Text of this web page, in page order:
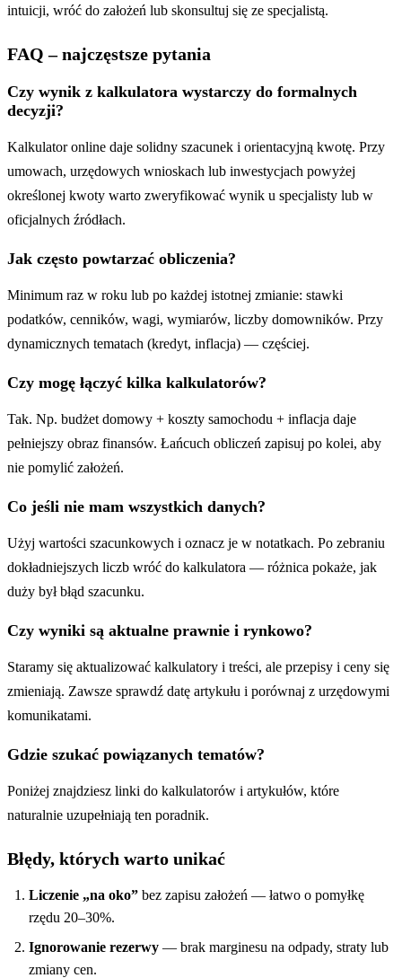
intuicji, wróć do założeń lub skonsultuj się ze specjalistą.
FAQ – najczęstsze pytania
Czy wynik z kalkulatora wystarczy do formalnych
decyzji?
Kalkulator online daje solidny szacunek i orientacyjną kwotę. Przy
umowach, urzędowych wnioskach lub inwestycjach powyżej
określonej kwoty warto zweryfikować wynik u specjalisty lub w
oficjalnych źródłach.
Jak często powtarzać obliczenia?
Minimum raz w roku lub po każdej istotnej zmianie: stawki
podatków, cenników, wagi, wymiarów, liczby domowników. Przy
dynamicznych tematach (kredyt, inflacja) — częściej.
Czy mogę łączyć kilka kalkulatorów?
Tak. Np. budżet domowy + koszty samochodu + inflacja daje
pełniejszy obraz finansów. Łańcuch obliczeń zapisuj po kolei, aby
nie pomylić założeń.
Co jeśli nie mam wszystkich danych?
Użyj wartości szacunkowych i oznacz je w notatkach. Po zebraniu
dokładniejszych liczb wróć do kalkulatora — różnica pokaże, jak
duży był błąd szacunku.
Czy wyniki są aktualne prawnie i rynkowo?
Staramy się aktualizować kalkulatory i treści, ale przepisy i ceny się
zmieniają. Zawsze sprawdź datę artykułu i porównaj z urzędowymi
komunikatami.
Gdzie szukać powiązanych tematów?
Poniżej znajdziesz linki do kalkulatorów i artykułów, które
naturalnie uzupełniają ten poradnik.
Błędy, których warto unikać
Liczenie „na oko” bez zapisu założeń — łatwo o pomyłkę
rzędu 20–30%.
Ignorowanie rezerwy — brak marginesu na odpady, straty lub
zmiany cen.